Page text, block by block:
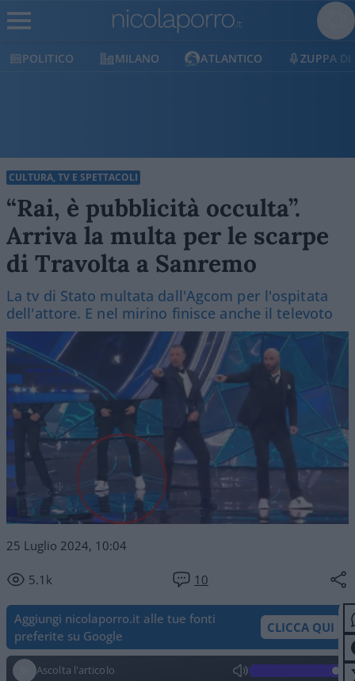
POLITICO MILANO ATLANTICO ZUPPA DI
CULTURA, TV E SPETTACOLI
“Rai, è pubblicità occulta”.
Arriva la multa per le scarpe
di Travolta a Sanremo
La tv di Stato multata dall'Agcom per l'ospitata
dell'attore. E nel mirino finisce anche il televoto
25 Luglio 2024, 10:04
5.1k 10
Aggiungi nicolaporro.it alle tue fonti
preferite su Google
CLICCA QUI
Ascolta l'articolo